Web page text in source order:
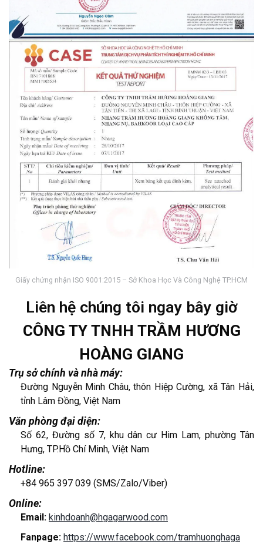
Giấy chứng nhận ISO 9001:2015 – Sở Khoa Học Và Công Nghệ TP.HCM
Liên hệ chúng tôi ngay bây giờ
CÔNG TY TNHH TRẦM HƯƠNG
HOÀNG GIANG
Trụ sở chính và nhà máy:
Đường Nguyễn Minh Châu, thôn Hiệp Cường, xã Tân Hải,
tỉnh Lâm Đồng, Việt Nam
Văn phòng đại diện:
Số 62, Đường số 7, khu dân cư Him Lam, phường Tân
Hưng, TP.Hồ Chí Minh, Việt Nam
Hotline:
+84 965 397 039 (SMS/Zalo/Viber)
Online:
Email: kinhdoanh@hgagarwood.com
Fanpage: https://www.facebook.com/tramhuonghaga